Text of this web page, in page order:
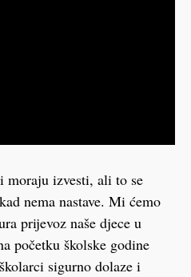
moraju izvesti, ali to se
nema nastave. Mi ćemo
prijevoz naše djece u
početku školske godine
sigurno dolaze i